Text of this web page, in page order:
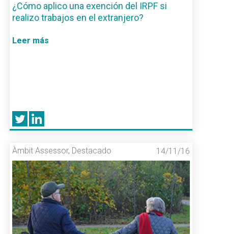
¿Cómo aplico una exención del IRPF si
realizo trabajos en el extranjero?
Leer más
Àmbit Assessor, Destacado 14/11/16